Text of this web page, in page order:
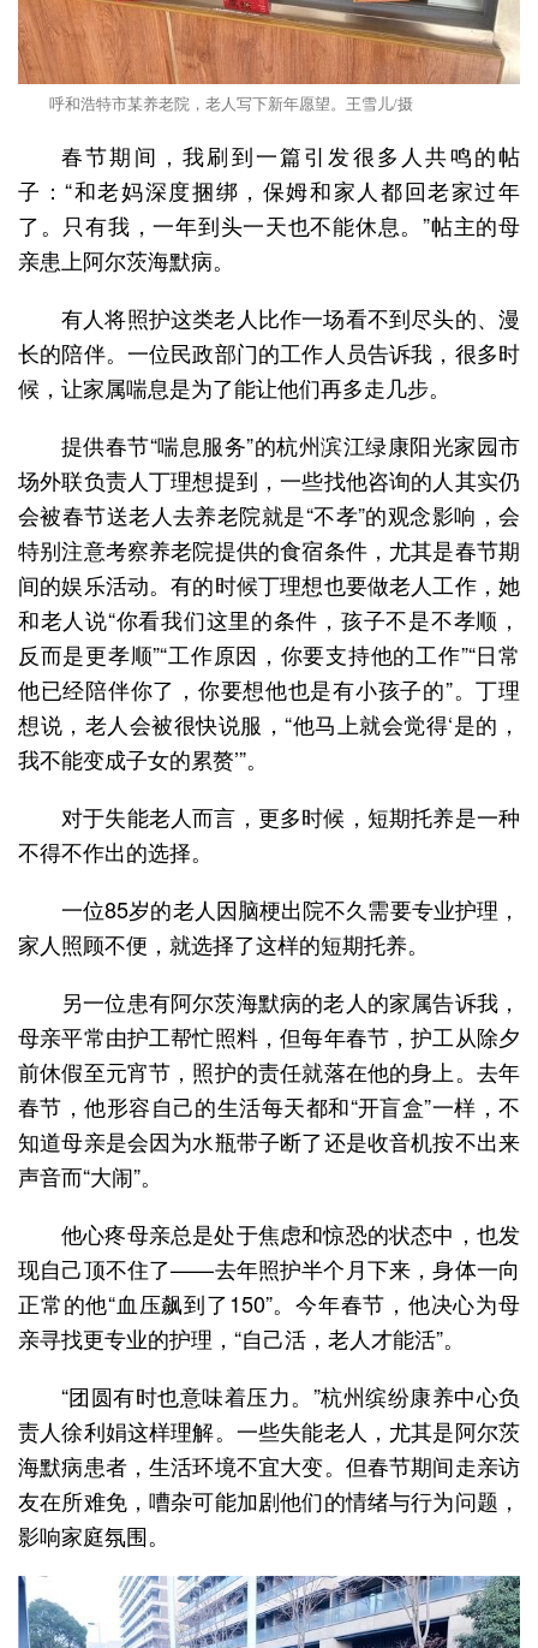
呼和浩特市某养老院，老人写下新年愿望。王雪儿/摄
春节期间，我刷到一篇引发很多人共鸣的帖
子：“和老妈深度捆绑，保姆和家人都回老家过年
了。只有我，一年到头一天也不能休息。”帖主的母
亲患上阿尔茨海默病。
有人将照护这类老人比作一场看不到尽头的、漫
长的陪伴。一位民政部门的工作人员告诉我，很多时
候，让家属喘息是为了能让他们再多走几步。
提供春节“喘息服务”的杭州滨江绿康阳光家园市
场外联负责人丁理想提到，一些找他咨询的人其实仍
会被春节送老人去养老院就是“不孝”的观念影响，会
特别注意考察养老院提供的食宿条件，尤其是春节期
间的娱乐活动。有的时候丁理想也要做老人工作，她
和老人说“你看我们这里的条件，孩子不是不孝顺，
反而是更孝顺”“工作原因，你要支持他的工作”“日常
他已经陪伴你了，你要想他也是有小孩子的”。丁理
想说，老人会被很快说服，“他马上就会觉得‘是的，
我不能变成子女的累赘’”。
对于失能老人而言，更多时候，短期托养是一种
不得不作出的选择。
一位85岁的老人因脑梗出院不久需要专业护理，
家人照顾不便，就选择了这样的短期托养。
另一位患有阿尔茨海默病的老人的家属告诉我，
母亲平常由护工帮忙照料，但每年春节，护工从除夕
前休假至元宵节，照护的责任就落在他的身上。去年
春节，他形容自己的生活每天都和“开盲盒”一样，不
知道母亲是会因为水瓶带子断了还是收音机按不出来
声音而“大闹”。
他心疼母亲总是处于焦虑和惊恐的状态中，也发
现自己顶不住了——去年照护半个月下来，身体一向
正常的他“血压飙到了150”。今年春节，他决心为母
亲寻找更专业的护理，“自己活，老人才能活”。
“团圆有时也意味着压力。”杭州缤纷康养中心负
责人徐利娟这样理解。一些失能老人，尤其是阿尔茨
海默病患者，生活环境不宜大变。但春节期间走亲访
友在所难免，嘈杂可能加剧他们的情绪与行为问题，
影响家庭氛围。